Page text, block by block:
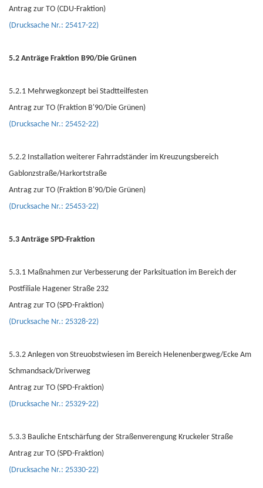
Antrag zur TO (CDU-Fraktion)
(Drucksache Nr.: 25417-22)
5.2 Anträge Fraktion B90/Die Grünen
5.2.1 Mehrwegkonzept bei Stadtteilfesten
Antrag zur TO (Fraktion B'90/Die Grünen)
(Drucksache Nr.: 25452-22)
5.2.2 Installation weiterer Fahrradständer im Kreuzungsbereich
Gablonzstraße/Harkortstraße
Antrag zur TO (Fraktion B'90/Die Grünen)
(Drucksache Nr.: 25453-22)
5.3 Anträge SPD-Fraktion
5.3.1 Maßnahmen zur Verbesserung der Parksituation im Bereich der
Postfiliale Hagener Straße 232
Antrag zur TO (SPD-Fraktion)
(Drucksache Nr.: 25328-22)
5.3.2 Anlegen von Streuobstwiesen im Bereich Helenenbergweg/Ecke Am
Schmandsack/Driverweg
Antrag zur TO (SPD-Fraktion)
(Drucksache Nr.: 25329-22)
5.3.3 Bauliche Entschärfung der Straßenverengung Kruckeler Straße
Antrag zur TO (SPD-Fraktion)
(Drucksache Nr.: 25330-22)